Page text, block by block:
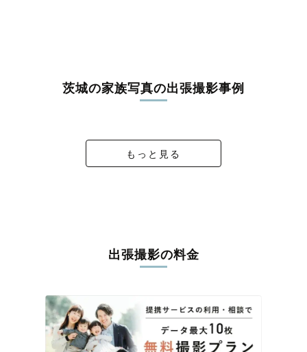
茨城の家族写真の出張撮影事例
もっと見る
出張撮影の料金